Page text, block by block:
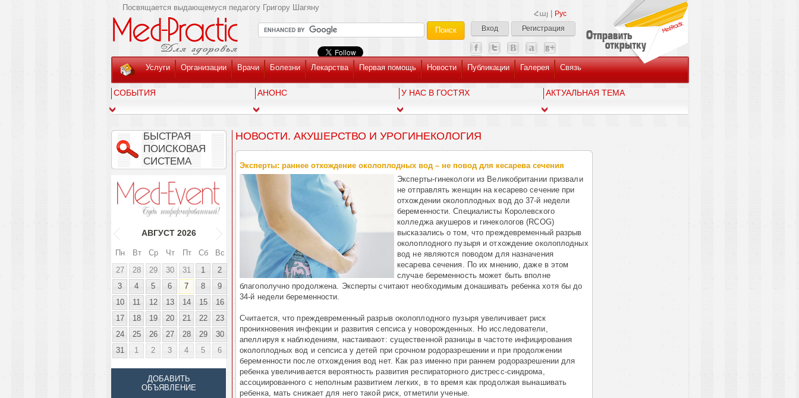
Հայ
Рус
Вход
Регистрация
Посвящается выдающемуся педагогу Григору Шагяну
Услуги Организации Врачи Болезни Лекарства Первая помощь Новости Публикации Галерея Связь
СОБЫТИЯ АНОНС У НАС В ГОСТЯХ AКТУАЛЬНАЯ ТЕМА
БЫСТРАЯ
ПОИСКОВАЯ
СИСТЕМА
АВГУСТ 2026
Пн Вт Ср Чт Пт Сб
Вс
27
28 29 30 31 1
2
3
4 5 6 7 8
9
10
11 12 13 14 15
16
17
18 19 20 21 22
23
24
25 26 27 28 29
30
31
1 2 3 4 5 6
ДОБАВИТЬ
ОБЪЯВЛЕНИЕ
НОВОСТИ. АКУШЕРСТВО И УРОГИНЕКОЛОГИЯ
Эксперты: раннее отхождение околоплодных вод – не повод для кесарева сечения
Эксперты-гинекологи из Великобритании призвали
не отправлять женщин на кесарево сечение при
отхождении околоплодных вод до 37-й недели
беременности. Специалисты Королевского
колледжа акушеров и гинекологов (RCOG)
высказались о том, что преждевременный разрыв
околоплодного пузыря и отхождение околоплодных
вод не являются поводом для назначения
кесарева сечения. По их мнению, даже в этом
случае беременность может быть вполне
благополучно продолжена. Эксперты считают необходимым донашивать ребенка хотя бы до
34-й недели беременности.
Считается, что преждевременный разрыв околоплодного пузыря увеличивает риск
проникновения инфекции и развития сепсиса у новорожденных. Но исследователи,
апеллируя к наблюдениям, настаивают: существенной разницы в частоте инфицирования
околоплодных вод и сепсиса у детей при срочном родоразрешении и при продолжении
беременности после отхождения вод нет. Как раз именно при раннем родоразрешении для
ребенка увеличивается вероятность развития респираторного дистресс-синдрома,
ассоциированного с неполным развитием легких, в то время как продолжая вынашивать
ребенка, мать снижает для него такой риск, отметили ученые.